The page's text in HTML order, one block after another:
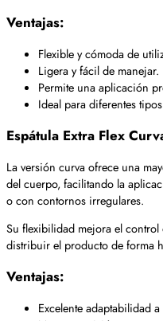
Ventajas:
Flexible y cómoda de
Ligera y fácil de manejar.
Permite una aplicación
Ideal para diferentes
Espátula Extra Flex
La versión curva ofrece una
del cuerpo, facilitando la
o con contornos irregulares.
Su flexibilidad mejora el
distribuir el producto de forma
Ventajas:
Excelente adaptabilidad